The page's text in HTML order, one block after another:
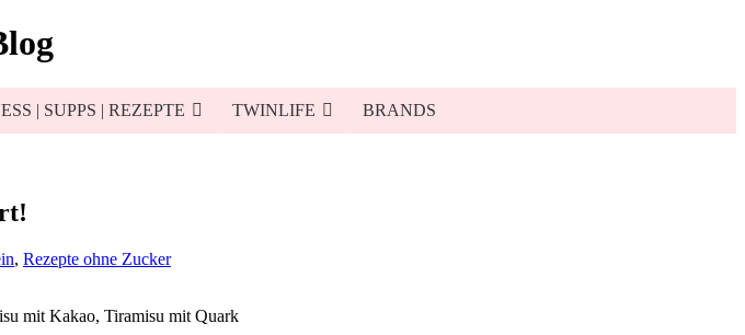
| SUPPS | REZEPTE TWINLIFE
BRANDS
, Rezepte ohne Zucker